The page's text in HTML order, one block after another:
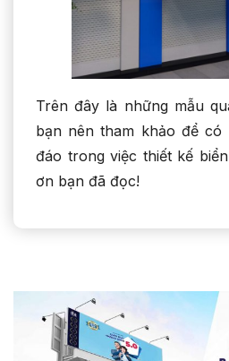
Trên đây là những mẫu
bạn nên tham khảo để
đáo trong việc thiết kế
ơn bạn đã đọc!